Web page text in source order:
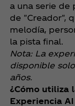
a una serie de
de "Creador",
melodía,
la pista final.
Nota: La
disponible
años.
¿Cómo utiliza
Experiencia